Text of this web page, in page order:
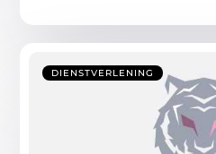
DIENSTVERLENING